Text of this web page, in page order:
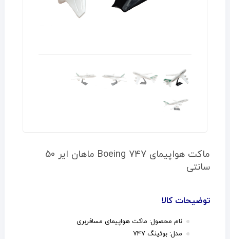
ماکت هواپیمای Boeing 747 ماهان ایر 50
سانتی
توضیحات کالا
نام محصول: ماکت هواپیمای مسافربری
مدل: بوئینگ 747